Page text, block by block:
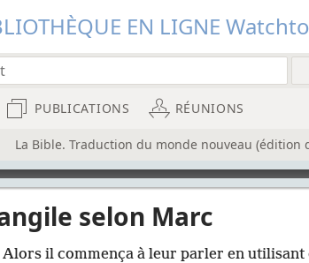
EN LIGNE
PUBLICATIONS RÉUNIONS
La Bible. Traduction du monde nouveau (édition
selon Marc
Alors il commença à leur parler en utilisant